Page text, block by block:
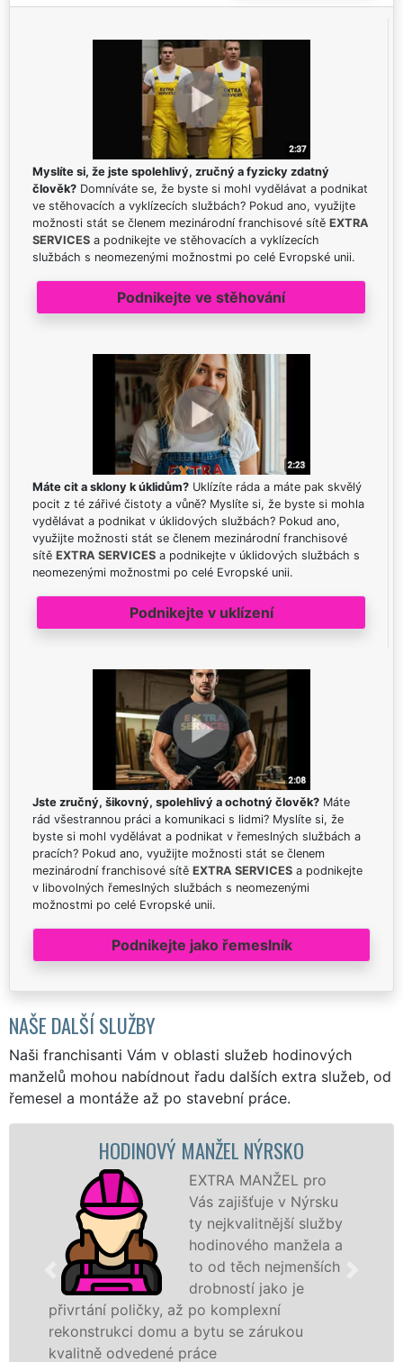
Myslíte si, že jste spolehlivý, zručný a fyzicky zdatný
člověk? Domníváte se, že byste si mohl vydělávat a podnikat
ve stěhovacích a vyklízecích službách? Pokud ano, využijte
možnosti stát se členem mezinárodní franchisové sítě EXTRA
SERVICES a podnikejte ve stěhovacích a vyklízecích
službách s neomezenými možnostmi po celé Evropské unii.
Podnikejte ve stěhování
Máte cit a sklony k úklidům? Uklízíte ráda a máte pak skvělý
pocit z té zářivé čistoty a vůně? Myslíte si, že byste si mohla
vydělávat a podnikat v úklidových službách? Pokud ano,
využijte možnosti stát se členem mezinárodní franchisové
sítě EXTRA SERVICES a podnikejte v úklidových službách s
neomezenými možnostmi po celé Evropské unii.
Podnikejte v uklízení
Jste zručný, šikovný, spolehlivý a ochotný člověk? Máte
rád všestrannou práci a komunikaci s lidmi? Myslíte si, že
byste si mohl vydělávat a podnikat v řemeslných službách a
pracích? Pokud ano, využijte možnosti stát se členem
mezinárodní franchisové sítě EXTRA SERVICES a podnikejte
v libovolných řemeslných službách s neomezenými
možnostmi po celé Evropské unii.
Podnikejte jako řemeslník
NAŠE DALŠÍ SLUŽBY
Naši franchisanti Vám v oblasti služeb hodinových
manželů mohou nabídnout řadu dalších extra služeb, od
řemesel a montáže až po stavební práce.
HODINOVÝ MANŽEL NÝRSKO
EXTRA MANŽEL pro
Vás zajišťuje v Nýrsku
ty nejkvalitnější služby
hodinového manžela a
to od těch nejmenších
drobností jako je
přivrtání poličky, až po komplexní
rekonstrukci domu a bytu se zárukou
kvalitně odvedené práce